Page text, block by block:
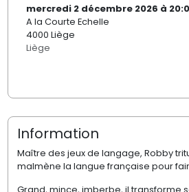
mercredi 2 décembre 2026 à
A la Courte Echelle
4000 Liège
Liège
Information
Maître des jeux de langage, Robby
malmène la langue française pour